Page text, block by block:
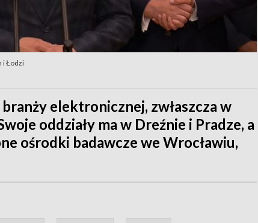
i Łodzi
elektronicznej, zwłaszcza w
oddziały ma w Dreźnie i Pradze, a
ośrodki badawcze we Wrocławiu,